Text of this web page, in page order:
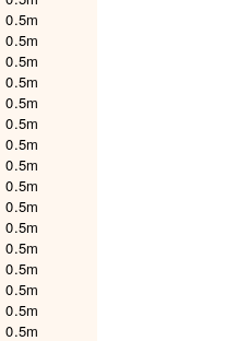
0.5m
0.5m
0.5m
0.5m
0.5m
0.5m
0.5m
0.5m
0.5m
0.5m
0.5m
0.5m
0.5m
0.5m
0.5m
0.5m